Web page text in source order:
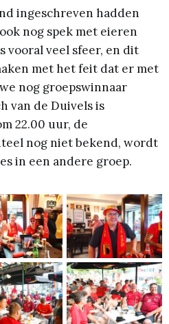
ingeschreven hadden
nog spek met eieren
vooral veel sfeer, en dit
met het feit dat er met
nog groepswinnaar
van de Duivels is
22.00 uur, de
nog niet bekend, wordt
in een andere groep.